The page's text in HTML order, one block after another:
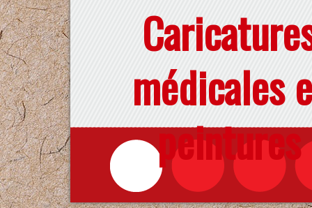
médicales
peintures